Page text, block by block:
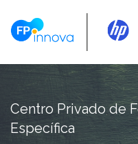
Centro Privado de
Específica